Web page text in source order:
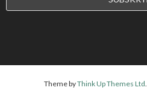
Theme byThink Up Themes Ltd